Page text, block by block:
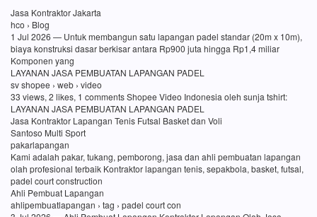
Jasa Kontraktor Jakarta
hco › Blog
1 Jul 2026 — Untuk membangun satu lapangan padel standar (20m x 10m),
biaya konstruksi dasar berkisar antara Rp900 juta hingga Rp1,4 miliar
Komponen yang
LAYANAN JASA PEMBUATAN LAPANGAN PADEL
sv shopee › web › video
33 views, 2 likes, 1 comments Shopee Video Indonesia oleh sunja tshirt:
LAYANAN JASA PEMBUATAN LAPANGAN PADEL
Jasa Kontraktor Lapangan Tenis Futsal Basket dan Voli
Santoso Multi Sport
pakarlapangan
Kami adalah pakar, tukang, pemborong, jasa dan ahli pembuatan lapangan
olah profesional terbaik Kontraktor lapangan tenis, sepakbola, basket, futsal,
padel court construction
Ahli Pembuat Lapangan
ahlipembuatlapangan › tag › padel court con